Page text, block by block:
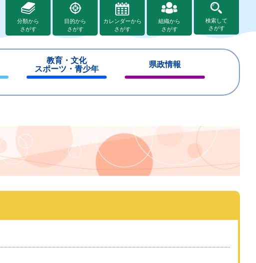
分類から
さがす
目的から
さがす
カレンダーから
さがす
組織から
さがす
検索して
さがす
教育・文化
スポーツ・青少年
じ
県政情報
じ